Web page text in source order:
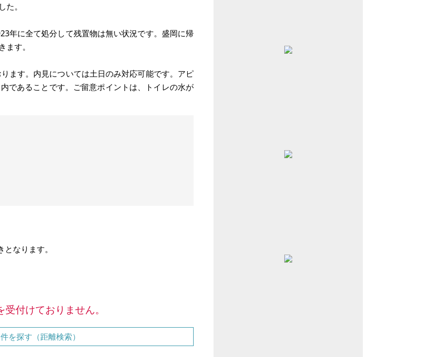
。
年に全て処分して残置物は無い状況です。盛岡に帰
す。
ます。内見については土日のみ対応可能です。アピ
であることです。ご留意ポイントは、トイレの水が
なります。
付けておりません。
を探す（距離検索）